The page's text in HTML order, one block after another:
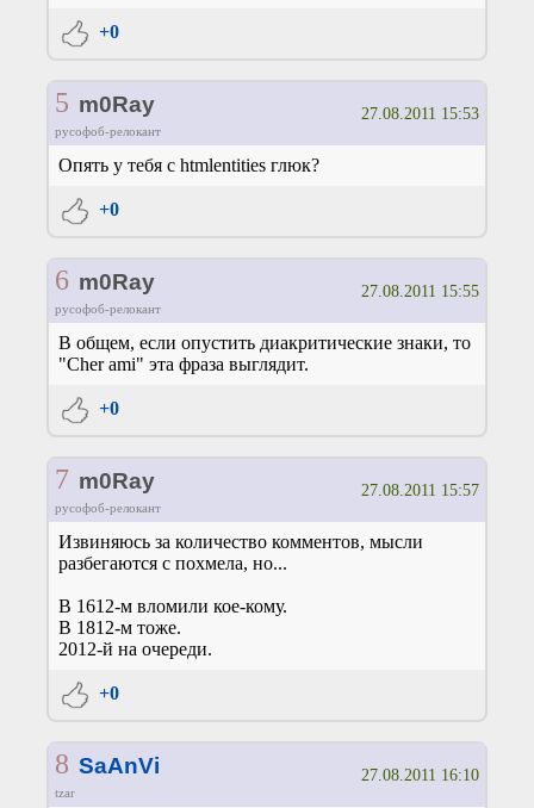
+0
5 m0Ray
русофоб-релокант
27.08.2011 15:53
Опять у тебя с htmlentities глюк?
+0
6 m0Ray
русофоб-релокант
27.08.2011 15:55
В общем, если опустить диакритические знаки, то
"Cher ami" эта фраза выглядит.
+0
7 m0Ray
русофоб-релокант
27.08.2011 15:57
Извиняюсь за количество комментов, мысли
разбегаются с похмела, но...
В 1612-м вломили кое-кому.
В 1812-м тоже.
2012-й на очереди.
+0
8 SaAnVi
tzar
27.08.2011 16:10